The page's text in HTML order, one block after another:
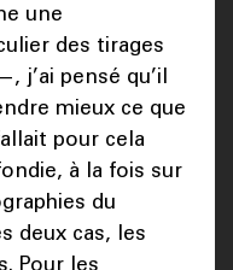
une
des tirages
j’ai pensé qu’il
mieux ce que
pour cela
à la fois sur
du
deux cas, les
Pour les